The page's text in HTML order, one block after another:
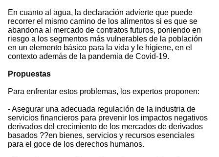
En cuanto al agua, la declaración advierte que puede
recorrer el mismo camino de los alimentos si es que se
abandona al mercado de contratos futuros, poniendo en
riesgo a los segmentos más vulnerables de la población
en un elemento básico para la vida y le higiene, en el
contexto además de la pandemia de Covid-19.
Propuestas
Para enfrentar estos problemas, los expertos proponen:
- Asegurar una adecuada regulación de la industria de
servicios financieros para prevenir los impactos negativos
derivados del crecimiento de los mercados de derivados
basados ??en bienes, servicios y recursos esenciales
para el goce de los derechos humanos.